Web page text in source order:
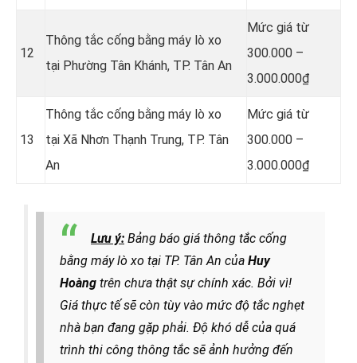
12
Thông tắc cống bằng máy lò xo
tại Phường Tân Khánh, TP. Tân An
Mức giá từ
300.000 –
3.000.000₫
13
Thông tắc cống bằng máy lò xo
tại Xã Nhơn Thạnh Trung, TP. Tân
An
Mức giá từ
300.000 –
3.000.000₫
Lưu ý: Bảng báo giá thông tắc cống
bằng máy lò xo tại TP. Tân An của Huy
Hoàng trên chưa thật sự chính xác. Bởi vì!
Giá thực tế sẽ còn tùy vào mức độ tắc nghẹt
nhà bạn đang gặp phải. Độ khó dễ của quá
trình thi công thông tắc sẽ ảnh hưởng đến